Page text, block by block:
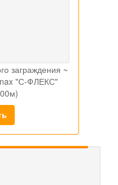
заграждения ~
"С-ФЛЕКС"